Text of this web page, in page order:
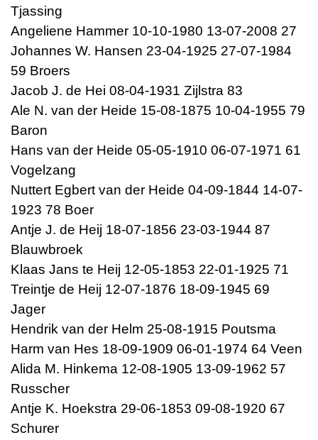
Tjassing
Angeliene Hammer 10-10-1980 13-07-2008 27
Johannes W. Hansen 23-04-1925 27-07-1984
59 Broers
Jacob J. de Hei 08-04-1931 Zijlstra 83
Ale N. van der Heide 15-08-1875 10-04-1955 79
Baron
Hans van der Heide 05-05-1910 06-07-1971 61
Vogelzang
Nuttert Egbert van der Heide 04-09-1844 14-07-
1923 78 Boer
Antje J. de Heij 18-07-1856 23-03-1944 87
Blauwbroek
Klaas Jans te Heij 12-05-1853 22-01-1925 71
Treintje de Heij 12-07-1876 18-09-1945 69
Jager
Hendrik van der Helm 25-08-1915 Poutsma
Harm van Hes 18-09-1909 06-01-1974 64 Veen
Alida M. Hinkema 12-08-1905 13-09-1962 57
Russcher
Antje K. Hoekstra 29-06-1853 09-08-1920 67
Schurer